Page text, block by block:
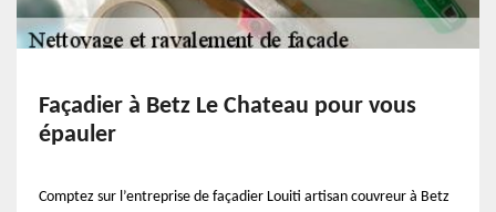
Façadier à Betz Le Chateau pour vous
épauler
Comptez sur l’entreprise de façadier Louiti artisan couvreur à Betz